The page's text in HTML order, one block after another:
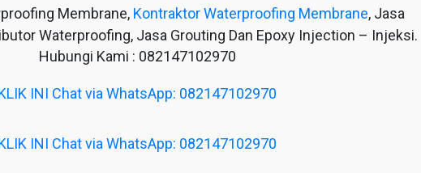
Membrane, Kontraktor Waterproofing Membrane, Jasa
Waterproofing, Jasa Grouting Dan Epoxy Injection – Injeksi.
Hubungi Kami : 082147102970
INI Chat via WhatsApp: 082147102970
INI Chat via WhatsApp: 082147102970